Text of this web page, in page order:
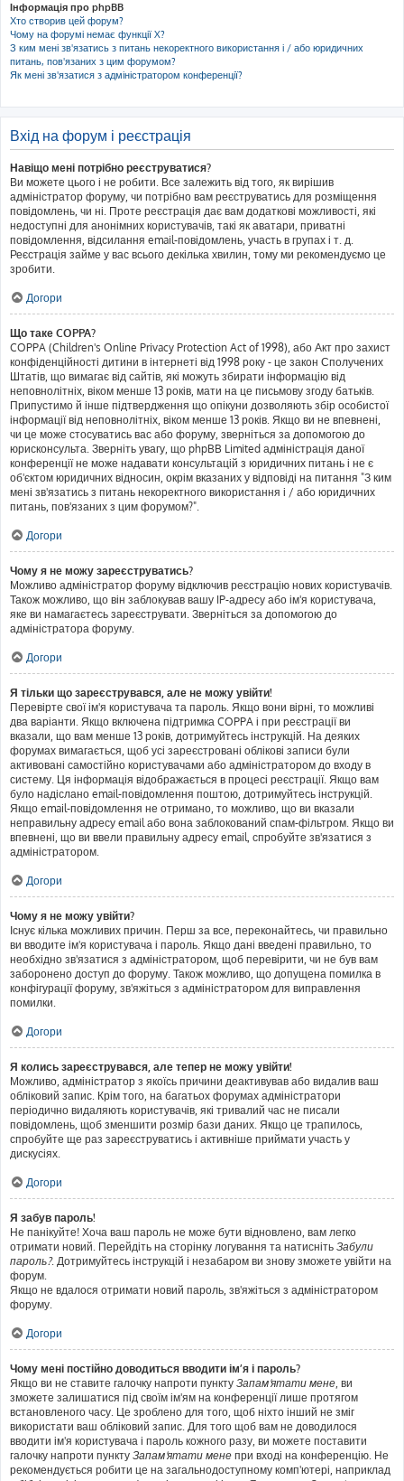
Інформація про phpBB
Хто створив цей форум?
Чому на форумі немає функції X?
З ким мені зв'язатись з питань некоректного використання і / або юридичних
питань, пов'язаних з цим форумом?
Як мені зв'язатися з адміністратором конференції?
Вхід на форум і реєстрація
Навіщо мені потрібно реєструватися?
Ви можете цього і не робити. Все залежить від того, як вирішив
адміністратор форуму, чи потрібно вам реєструватись для розміщення
повідомлень, чи ні. Проте реєстрація дає вам додаткові можливості, які
недоступні для анонімних користувачів, такі як аватари, приватні
повідомлення, відсилання email-повідомлень, участь в групах і т. д.
Реєстрація займе у вас всього декілька хвилин, тому ми рекомендуємо це
зробити.
Догори
Що таке COPPA?
COPPA (Children's Online Privacy Protection Act of 1998), або Акт про захист
конфіденційності дитини в інтернеті від 1998 року - це закон Сполучених
Штатів, що вимагає від сайтів, які можуть збирати інформацію від
неповнолітніх, віком менше 13 років, мати на це письмову згоду батьків.
Припустимо й інше підтвердження що опікуни дозволяють збір особистої
інформації від неповнолітніх, віком менше 13 років. Якщо ви не впевнені,
чи це може стосуватись вас або форуму, зверніться за допомогою до
юрисконсульта. Зверніть увагу, що phpBB Limited адміністрація даної
конференції не може надавати консультацій з юридичних питань і не є
об'єктом юридичних відносин, окрім вказаних у відповіді на питання "З ким
мені зв'язатись з питань некоректного використання і / або юридичних
питань, пов'язаних з цим форумом?".
Догори
Чому я не можу зареєструватись?
Можливо адміністратор форуму відключив реєстрацію нових користувачів.
Також можливо, що він заблокував вашу IP-адресу або ім'я користувача,
яке ви намагаєтесь зареєструвати. Зверніться за допомогою до
адміністратора форуму.
Догори
Я тільки що зареєструвався, але не можу увійти!
Перевірте свої ім'я користувача та пароль. Якщо вони вірні, то можливі
два варіанти. Якщо включена підтримка COPPA і при реєстрації ви
вказали, що вам менше 13 років, дотримуйтесь інструкцій. На деяких
форумах вимагається, щоб усі зареєстровані облікові записи були
активовані самостійно користувачами або адміністратором до входу в
систему. Ця інформація відображається в процесі реєстрації. Якщо вам
було надіслано email-повідомлення поштою, дотримуйтесь інструкцій.
Якщо email-повідомлення не отримано, то можливо, що ви вказали
неправильну адресу email або вона заблокований спам-фільтром. Якщо ви
впевнені, що ви ввели правильну адресу email, спробуйте зв'язатися з
адміністратором.
Догори
Чому я не можу увійти?
Існує кілька можливих причин. Перш за все, переконайтесь, чи правильно
ви вводите ім'я користувача і пароль. Якщо дані введені правильно, то
необхідно зв'язатися з адміністратором, щоб перевірити, чи не був вам
заборонено доступ до форуму. Також можливо, що допущена помилка в
конфігурації форуму, зв'яжіться з адміністратором для виправлення
помилки.
Догори
Я колись зареєструвався, але тепер не можу увійти!
Можливо, адміністратор з якоїсь причини деактивував або видалив ваш
обліковий запис. Крім того, на багатьох форумах адміністратори
періодично видаляють користувачів, які тривалий час не писали
повідомлень, щоб зменшити розмір бази даних. Якщо це трапилось,
спробуйте ще раз зареєструватись і активніше приймати участь у
дискусіях.
Догори
Я забув пароль!
Не панікуйте! Хоча ваш пароль не може бути відновлено, вам легко
отримати новий. Перейдіть на сторінку логування та натисніть Забули
пароль?. Дотримуйтесь інструкцій і незабаром ви знову зможете увійти на
форум.
Якщо не вдалося отримати новий пароль, зв'яжіться з адміністратором
форуму.
Догори
Чому мені постійно доводиться вводити ім’я і пароль?
Якщо ви не ставите галочку напроти пункту Запам'ятати мене, ви
зможете залишатися під своїм ім'ям на конференції лише протягом
встановленого часу. Це зроблено для того, щоб ніхто інший не зміг
використати ваш обліковий запис. Для того щоб вам не доводилося
вводити ім'я користувача і пароль кожного разу, ви можете поставити
галочку напроти пункту Запам'ятати мене при вході на конференцію. Не
рекомендується робити це на загальнодоступному комп'ютері, наприклад